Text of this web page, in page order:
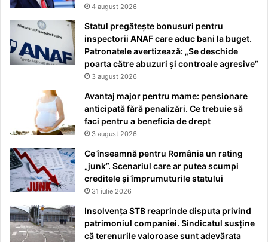
4 august 2026
Statul pregătește bonusuri pentru
inspectorii ANAF care aduc bani la buget.
Patronatele avertizează: „Se deschide
poarta către abuzuri și controale agresive”
3 august 2026
Avantaj major pentru mame: pensionare
anticipată fără penalizări. Ce trebuie să
faci pentru a beneficia de drept
3 august 2026
Ce înseamnă pentru România un rating
„junk”. Scenariul care ar putea scumpi
creditele și împrumuturile statului
31 iulie 2026
Insolvența STB reaprinde disputa privind
patrimoniul companiei. Sindicatul susține
că terenurile valoroase sunt adevărata